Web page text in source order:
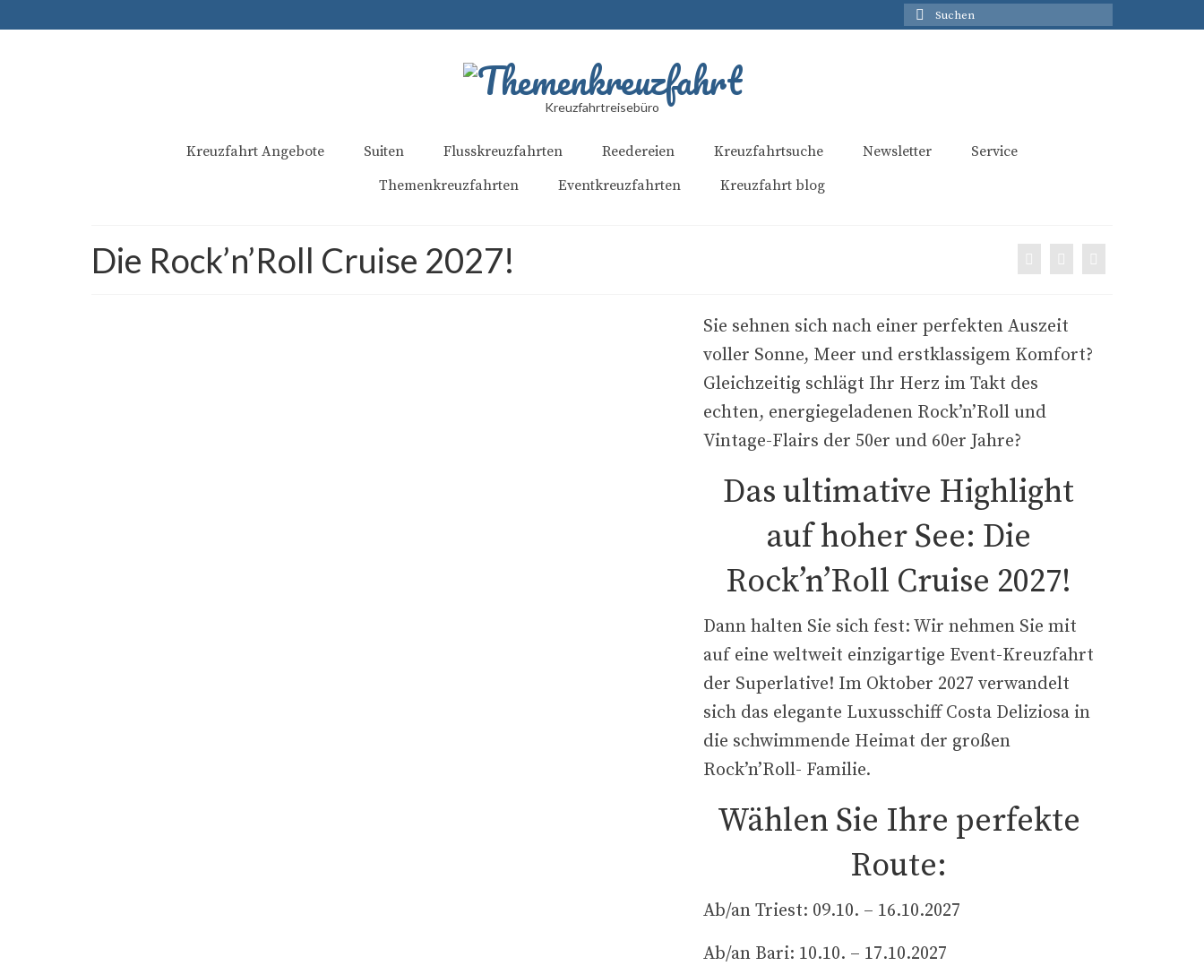
Suchen
nach:
Kreuzfahrtreisebüro
Kreuzfahrt Angebote Suiten Flusskreuzfahrten Reedereien Kreuzfahrtsuche Newsletter
Service
Themenkreuzfahrten
Eventkreuzfahrten Kreuzfahrt blog
Die Rock’n’Roll Cruise 2027!
Sie sehnen sich nach einer perfekten Auszeit
voller Sonne, Meer und erstklassigem Komfort?
Gleichzeitig schlägt Ihr Herz im Takt des
echten, energiegeladenen Rock’n’Roll und
Vintage-Flairs der 50er und 60er Jahre?
Das ultimative Highlight
auf hoher See: Die
Rock’n’Roll Cruise 2027!
Dann halten Sie sich fest: Wir nehmen Sie mit
auf eine weltweit einzigartige Event-Kreuzfahrt
der Superlative! Im Oktober 2027 verwandelt
sich das elegante Luxusschiff Costa Deliziosa in
die schwimmende Heimat der großen
Rock’n’Roll- Familie.
Wählen Sie Ihre perfekte
Route:
Ab/an Triest: 09.10. – 16.10.2027
Ab/an Bari: 10.10. – 17.10.2027